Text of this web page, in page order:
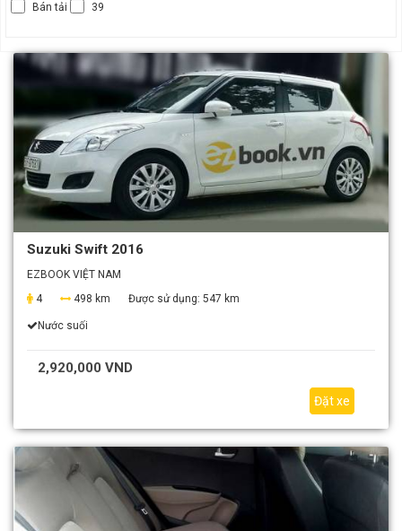
Bán tải
39
Suzuki Swift 2016
EZBOOK VIỆT NAM
4
498 km Được sử dụng: 547 km
Nước suối
2,920,000 VND
Đặt xe